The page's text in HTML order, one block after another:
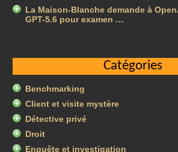
La Maison-Blanche demande à
GPT-5.6 pour examen …
Catégories
Benchmarking
Client et visite mystère
Détective privé
Droit
Enquête et investigation